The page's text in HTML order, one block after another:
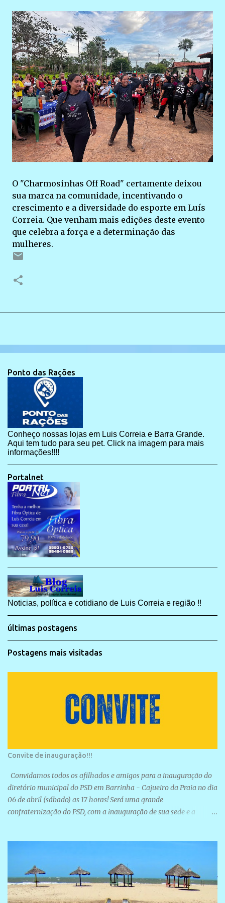
O "Charmosinhas Off Road" certamente deixou
sua marca na comunidade, incentivando o
crescimento e a diversidade do esporte em Luís
Correia. Que venham mais edições deste evento
que celebra a força e a determinação das
mulheres.
Ponto das Rações
Conheço nossas lojas em Luis Correia e Barra Grande.
Aqui tem tudo para seu pet. Click na imagem para mais
informações!!!!
Portalnet
Noticias, política e cotidiano de Luis Correia e região !!
últimas postagens
Postagens mais visitadas
Convite de inauguração!!!
Convidamos todos os afilhados e amigos para a inauguração do
diretório municipal do PSD em Barrinha - Cajueiro da Praia no dia
06 de abril (sábado) as 17 horas! Será uma grande
confraternização do PSD, com a inauguração de sua sede e a